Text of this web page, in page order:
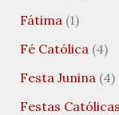
Fátima (1)
Fé Católica (4)
Festa Junina (4)
Festas Católicas